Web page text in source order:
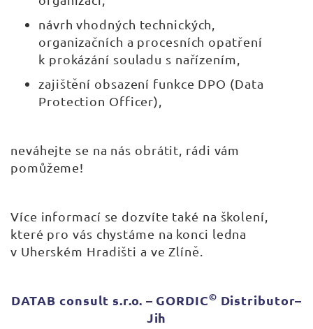
návrh vhodných technických,
organizačních a procesních opatření
k prokázání souladu s nařízením,
zajištění obsazení funkce DPO (Data
Protection Officer),
neváhejte se na nás obrátit, rádi vám
pomůžeme!
Více informací se dozvíte také na školení,
které pro vás chystáme na konci ledna
v Uherském Hradišti a ve Zlíně.
DATAB consult s.r.o. – GORDIC© Distributor–
Jih